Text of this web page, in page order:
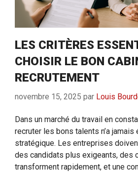
LES CRITÈRES
CHOISIR LE BON
RECRUTEMENT
novembre 15, 2025 par Louis
Dans un marché du travail en
recruter les bons talents n’a jamais
stratégique. Les entreprises
des candidats plus exigeants, des
transforment rapidement, et une